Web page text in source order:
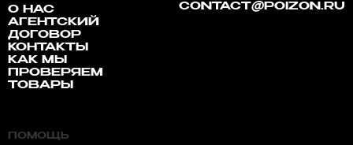
О НАС
АГЕНТСКИЙ
ДОГОВОР
КОНТАКТЫ
КАК МЫ
ПРОВЕРЯЕМ
ТОВАРЫ
CONTACT@POIZON.RU
ПОМОЩЬ